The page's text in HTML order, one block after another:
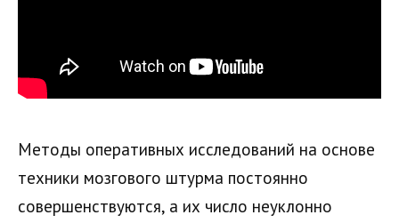
Методы оперативных исследований на основе
техники мозгового штурма постоянно
совершенствуются, а их число неуклонно